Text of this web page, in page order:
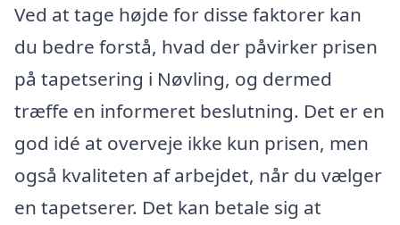
Ved at tage højde for disse faktorer kan
du bedre forstå, hvad der påvirker prisen
på tapetsering i Nøvling, og dermed
træffe en informeret beslutning. Det er en
god idé at overveje ikke kun prisen, men
også kvaliteten af arbejdet, når du vælger
en tapetserer. Det kan betale sig at